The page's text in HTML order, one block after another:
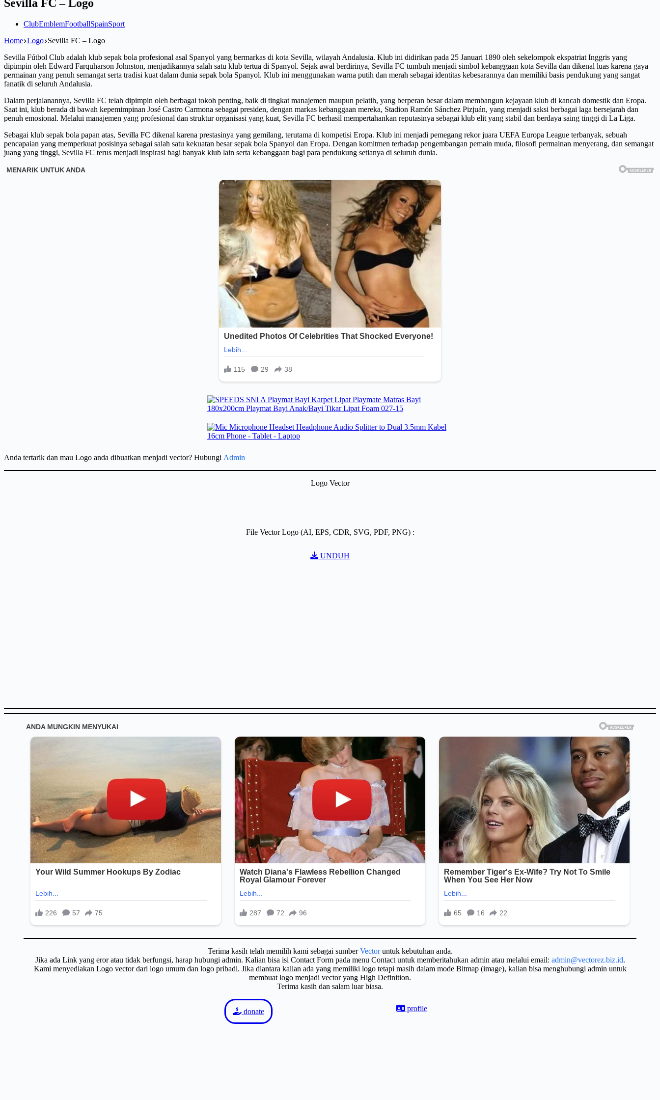
Sevilla FC – Logo
ClubEmblemFootballSpainSport
Home Logo Sevilla FC – Logo
Sevilla Fútbol Club adalah klub sepak bola profesional asal Spanyol yang bermarkas di kota Sevilla, wilayah Andalusia. Klub ini didirikan pada 25 Januari 1890 oleh sekelompok ekspatriat Inggris yang
dipimpin oleh Edward Farquharson Johnston, menjadikannya salah satu klub tertua di Spanyol. Sejak awal berdirinya, Sevilla FC tumbuh menjadi simbol kebanggaan kota Sevilla dan dikenal luas karena gaya
permainan yang penuh semangat serta tradisi kuat dalam dunia sepak bola Spanyol. Klub ini menggunakan warna putih dan merah sebagai identitas kebesarannya dan memiliki basis pendukung yang sangat
fanatik di seluruh Andalusia.
Dalam perjalanannya, Sevilla FC telah dipimpin oleh berbagai tokoh penting, baik di tingkat manajemen maupun pelatih, yang berperan besar dalam membangun kejayaan klub di kancah domestik dan Eropa.
Saat ini, klub berada di bawah kepemimpinan José Castro Carmona sebagai presiden, dengan markas kebanggaan mereka, Stadion Ramón Sánchez Pizjuán, yang menjadi saksi berbagai laga bersejarah dan
penuh emosional. Melalui manajemen yang profesional dan struktur organisasi yang kuat, Sevilla FC berhasil mempertahankan reputasinya sebagai klub elit yang stabil dan berdaya saing tinggi di La Liga.
Sebagai klub sepak bola papan atas, Sevilla FC dikenal karena prestasinya yang gemilang, terutama di kompetisi Eropa. Klub ini menjadi pemegang rekor juara UEFA Europa League terbanyak, sebuah
pencapaian yang memperkuat posisinya sebagai salah satu kekuatan besar sepak bola Spanyol dan Eropa. Dengan komitmen terhadap pengembangan pemain muda, filosofi permainan menyerang, dan semangat
juang yang tinggi, Sevilla FC terus menjadi inspirasi bagi banyak klub lain serta kebanggaan bagi para pendukung setianya di seluruh dunia.
Anda tertarik dan mau Logo anda dibuatkan menjadi vector? Hubungi Admin
Logo Vector
File Vector Logo (AI, EPS, CDR, SVG, PDF, PNG) :
UNDUH
Terima kasih telah memilih kami sebagai sumberVectoruntuk kebutuhan anda.
Jika ada Link yang eror atau tidak berfungsi, harap hubungi admin. Kalian bisa isi Contact Form pada menu Contact untuk memberitahukan admin atau melalui email: admin@vectorez.biz.id.
Kami menyediakan Logo vector dari logo umum dan logo pribadi. Jika diantara kalian ada yang memiliki logo tetapi masih dalam mode Bitmap (image), kalian bisa menghubungi admin untuk
membuat logo menjadi vector yang High Definition.
Terima kasih dan salam luar biasa.
donate profile